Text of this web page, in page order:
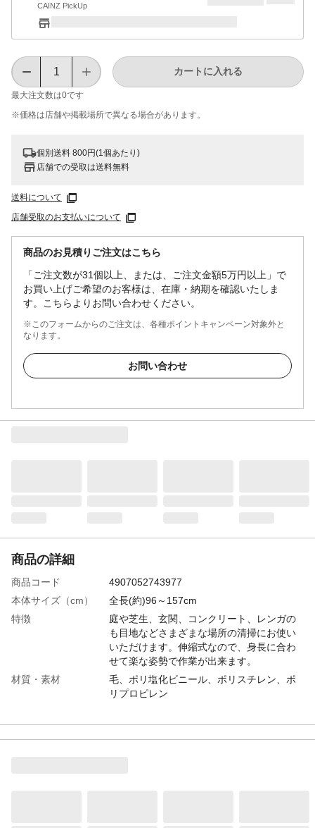
CAINZ PickUp
最大注文数は0です
カートに入れる
※価格は​店舗や​掲載場所で​異なる​場合が​あります。
個別送料 800円(1個あたり)
店舗での受取は送料無料
送料について
店舗受取のお支払いについて
商品のお見積りご注文はこちら
「ご注文数が31個以上、または、ご注文金額5万円以上」で
お買い上げご希望のお客様は、在庫・納期を確認いたしま
す。こちらよりお問い合わせください。
※このフォームからのご注文は、各種ポイントキャンペーン対象外と
なります。
お問い合わせ
商品の詳細
商品コード
4907052743977
本体サイズ（cm）
全長(約)96～157cm
特徴
庭や芝生、玄関、コンクリート、レンガの
も目地などさまざまな場所の清掃にお使い
いただけます。伸縮式なので、身長に合わ
せて楽な姿勢で作業が出来ます。
材質・素材
毛、ポリ塩化ビニール、ポリスチレン、ポ
リプロピレン